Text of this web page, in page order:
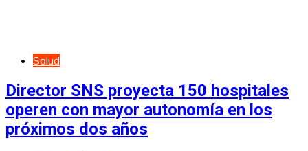
Salud
Director SNS proyecta 150 hospitales
operen con mayor autonomía en los
próximos dos años